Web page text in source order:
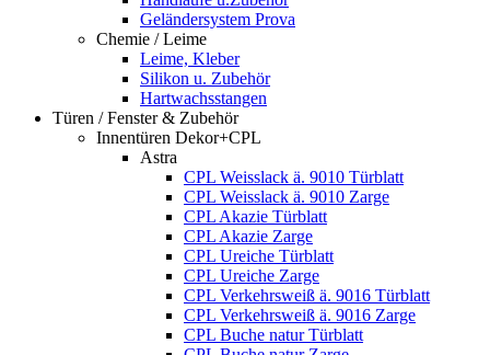
Geländersystem Prova
Chemie / Leime
Leime, Kleber
Silikon u. Zubehör
Hartwachsstangen
Türen / Fenster & Zubehör
Innentüren Dekor+CPL
Astra
CPL Weisslack ä. 9010 Türblatt
CPL Weisslack ä. 9010 Zarge
CPL Akazie Türblatt
CPL Akazie Zarge
CPL Ureiche Türblatt
CPL Ureiche Zarge
CPL Verkehrsweiß ä. 9016 Türblatt
CPL Verkehrsweiß ä. 9016 Zarge
CPL Buche natur Türblatt